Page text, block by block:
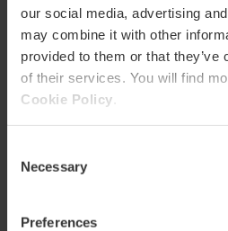
our social media, advertising
may combine it with other
provided to them or that
of their services. You will find
Cookie Policy
Selection
Necessary
Preferences
4.8 - 288
10% dto València Tourist
Desde 51,25 €